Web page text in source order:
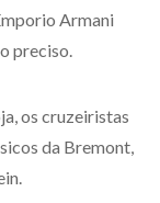
Armani
preciso.
os cruzeiristas
da Bremont,